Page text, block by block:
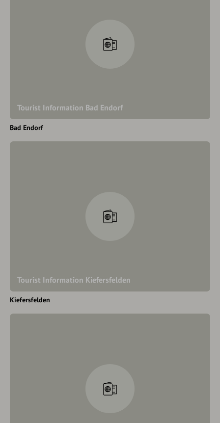
Tourist Information Bad Endorf
Bad Endorf
Tourist Information Kiefersfelden
Kiefersfelden